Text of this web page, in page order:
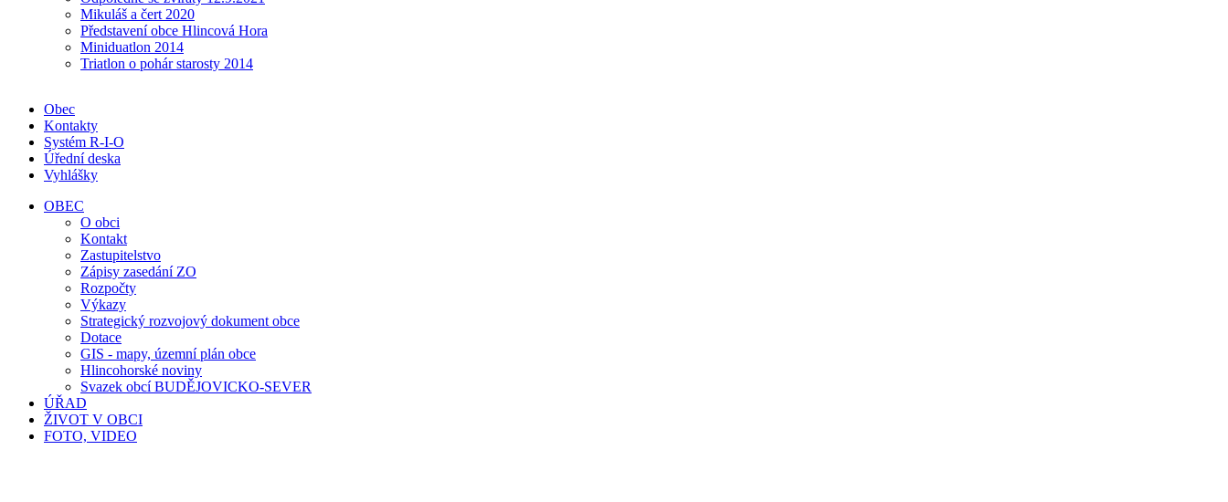
Mikuláš a čert 2020
Představení obce Hlincová Hora
Miniduatlon 2014
Triatlon o pohár starosty 2014
Obec
Kontakty
Systém R-I-O
Úřední deska
Vyhlášky
OBEC
O obci
Kontakt
Zastupitelstvo
Zápisy zasedání ZO
Rozpočty
Výkazy
Strategický rozvojový dokument obce
Dotace
GIS - mapy, územní plán obce
Hlincohorské noviny
Svazek obcí BUDĚJOVICKO-SEVER
ÚŘAD
ŽIVOT V OBCI
FOTO, VIDEO